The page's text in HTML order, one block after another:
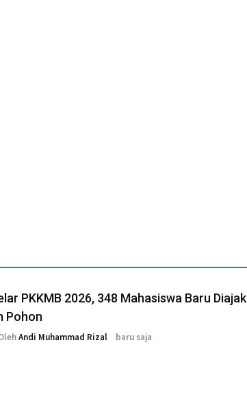
PKKMB 2026, 348 Mahasiswa Baru Diajak
Pohon
Andi Muhammad Rizal baru saja